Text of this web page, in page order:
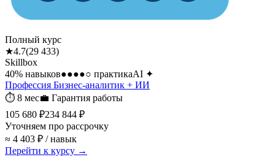
Полный курс
★4.7(29 433)
Skillbox
40% навыков●●●●○ практикаAI ✦
Профессия Бизнес-аналитик + ИИ
⏱ 8 мес💼 Гарантия работы
105 680 ₽234 844 ₽
Уточняем про рассрочку
≈ 4 403 ₽ / навык
Перейти к курсу →